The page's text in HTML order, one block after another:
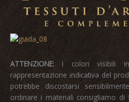
ATTENZIONE:I colori visibili
rappresentazione indicativa del
potrebbe discostarsi
ordinare i materiali consigliamo